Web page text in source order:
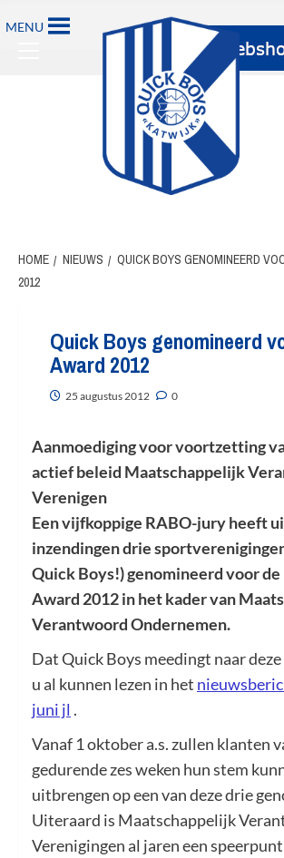
naar
MENU
Primary
HOME NIEUWS
QUICK BOYS GENOMINEERD
2012
Quick Boys genomineerd
Award 2012
25 augustus 2012 0
Aanmoediging voor voortzetting
actief beleid Maatschappelijk
Verenigen
Een vijfkoppige RABO-jury heeft
inzendingen drie
Quick Boys!) genomineerd voor de
Award 2012 in het kader van
Verantwoord Ondernemen.
Dat Quick Boys meedingt naar
u al kunnen lezen in het
juni jl .
Vanaf 1 oktober a.s. zullen klanten
gedurende zes weken hun stem
uitbrengen op een van deze drie
Uiteraard is Maatschappelijk
Verenigingen al jaren een